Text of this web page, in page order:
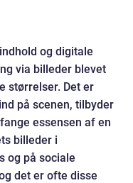
og digitale
via billeder blevet
størrelser. Det er
på scenen, tilbyder
essensen af en
billeder i
og på sociale
det er ofte disse